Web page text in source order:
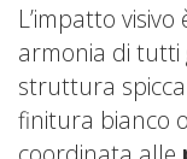
L’impatto
armonia di tutti
struttura
finitura bianco